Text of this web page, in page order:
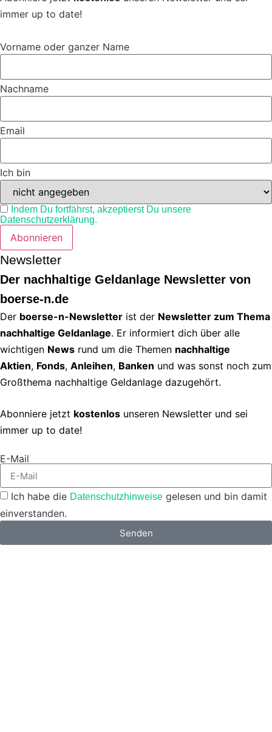
immer up to date!
Vorname oder ganzer Name
Nachname
Email
Ich bin
Indem Du fortfährst, akzeptierst Du unsere
Datenschutzerklärung.
Newsletter
Der nachhaltige Geldanlage Newsletter von
boerse-n.de
Der boerse-n-Newsletter ist der Newsletter zum Thema
nachhaltige Geldanlage. Er informiert dich über alle
wichtigen News rund um die Themen nachhaltige
Aktien, Fonds, Anleihen, Banken und was sonst noch zum
Großthema nachhaltige Geldanlage dazugehört.
Abonniere jetzt kostenlos unseren Newsletter und sei
immer up to date!
E-Mail
Ich habe die Datenschutzhinweise gelesen und bin damit
einverstanden.
Senden